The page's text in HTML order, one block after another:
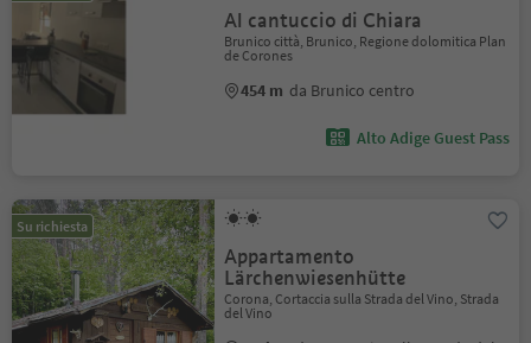
Al cantuccio di Chiara
Brunico città, Brunico, Regione dolomitica Plan
de Corones
454 m da Brunico centro
Alto Adige Guest Pass
Su richiesta
Appartamento
Lärchenwiesenhütte
Corona, Cortaccia sulla Strada del Vino, Strada
del Vino